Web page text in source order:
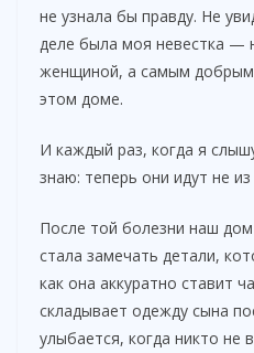
не узнала бы правду. Не
деле была моя невестка —
женщиной, а самым
этом доме.
И каждый раз, когда я
знаю: теперь они идут не из
После той болезни наш
стала замечать детали,
как она аккуратно ставит
складывает одежду сына
улыбается, когда никто не